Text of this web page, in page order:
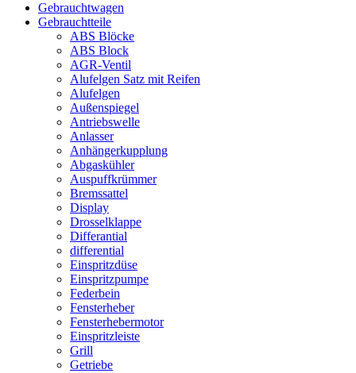
Gebrauchtwagen
Gebrauchtteile
ABS Blöcke
ABS Block
AGR-Ventil
Alufelgen Satz mit Reifen
Alufelgen
Außenspiegel
Antriebswelle
Anlasser
Anhängerkupplung
Abgaskühler
Auspuffkrümmer
Bremssattel
Display
Drosselklappe
Differantial
differential
Einspritzdüse
Einspritzpumpe
Federbein
Fensterheber
Fensterhebermotor
Einspritzleiste
Grill
Getriebe